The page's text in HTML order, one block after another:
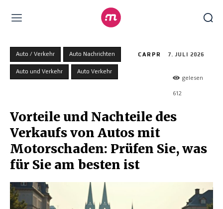
Auto / Verkehr Auto Nachrichten
Auto und Verkehr Auto Verkehr
CARPR 7. JULI 2026
gelesen
612
Vorteile und Nachteile des
Verkaufs von Autos mit
Motorschaden: Prüfen Sie, was
für Sie am besten ist